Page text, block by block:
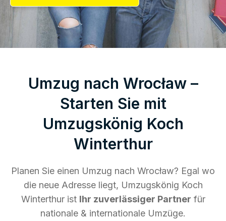
Umzug nach Wrocław –
Starten Sie mit
Umzugskönig Koch
Winterthur
Planen Sie einen Umzug nach Wrocław? Egal wo
die neue Adresse liegt, Umzugskönig Koch
Winterthur ist Ihr zuverlässiger Partner für
nationale & internationale Umzüge.